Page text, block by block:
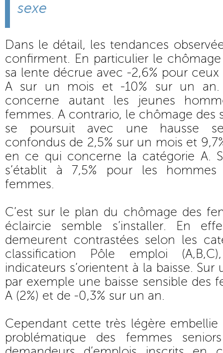
sexe
Dans le détail, les tendances
confirment. En particulier le
sa lente décrue avec -2,6% pour
A sur un mois et -10% sur un an.
concerne autant les jeunes
femmes. A contrario, le chômage des
se poursuit avec une hausse
confondus de 2,5% sur un mois et
en ce qui concerne la catégorie A.
s’établit à 7,5% pour les
femmes.
C’est sur le plan du chômage des
éclaircie semble s’installer. En
demeurent contrastées selon les
classification Pôle emploi
indicateurs s’orientent à la baisse.
par exemple une baisse sensible des
A (2%) et de -0,3% sur un an.
Cependant cette très légère
problématique des femmes